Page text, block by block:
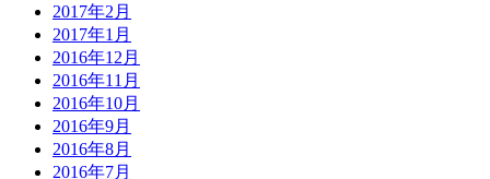
2017年2月
2017年1月
2016年12月
2016年11月
2016年10月
2016年9月
2016年8月
2016年7月